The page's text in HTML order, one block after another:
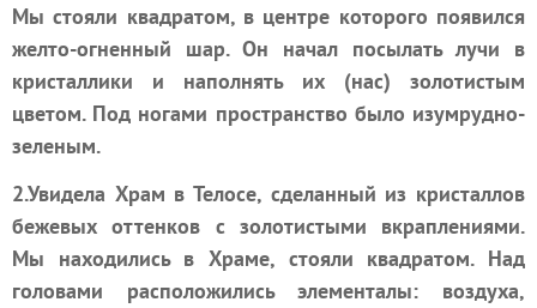
Мы стояли квадратом, в центре которого появился
желто-огненный шар. Он начал посылать лучи в
кристаллики и наполнять их (нас) золотистым
цветом. Под ногами пространство было изумрудно-
зеленым.
2.Увидела Храм в Телосе, сделанный из кристаллов
бежевых оттенков с золотистыми вкраплениями.
Мы находились в Храме, стояли квадратом. Над
головами расположились элементалы: воздуха,